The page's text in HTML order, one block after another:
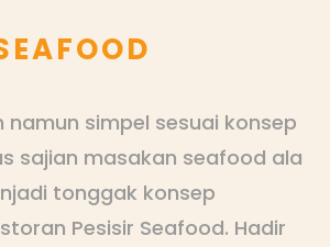
namun simpel sesuai konsep
sajian masakan seafood ala
tonggak konsep
Pesisir Seafood. Hadir